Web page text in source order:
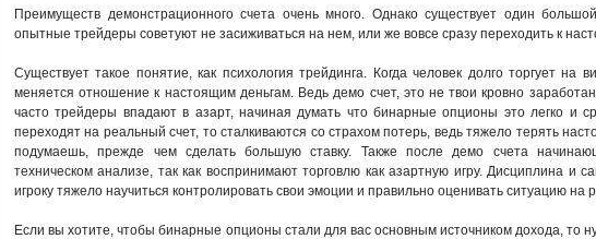
Преимуществ демонстрационного счета очень много. Однако существует один
опытные трейдеры советуют не засиживаться на нем, или же вовсе сразу переходить к
Существует такое понятие, как психология трейдинга. Когда человек долго торгует на
меняется отношение к настоящим деньгам. Ведь демо счет, это не твои кровно
часто трейдеры впадают в азарт, начиная думать что бинарные опционы это легко и
переходят на реальный счет, то сталкиваются со страхом потерь, ведь тяжело терять
подумаешь, прежде чем сделать большую ставку. Также после демо счета
техническом анализе, так как воспринимают торговлю как азартную игру. Дисциплина и
игроку тяжело научиться контролировать свои эмоции и правильно оценивать ситуацию на
Если вы хотите, чтобы бинарные опционы стали для вас основным источником дохода, то